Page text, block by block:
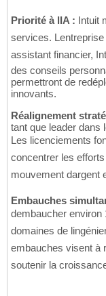
Priorité à lIA : Intuit
services.
assistant financier,
des conseils
permettront de
innovants.
Réalignement
tant que leader dans
Les licenciements
concentrer les
mouvement dargent
Embauches
dembaucher
domaines de
embauches visent à
soutenir la